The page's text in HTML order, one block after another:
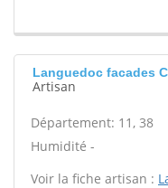
Languedoc facades
Artisan
Département: 11, 38
Humidité -
Voir la fiche artisan :